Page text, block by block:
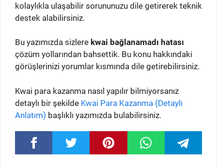
kolaylıkla ulaşabilir sorununuzu dile getirerek teknik
destek alabilirsiniz.
Bu yazımızda sizlere kwai bağlanamadı hatası
çözüm yollarından bahsettik. Bu konu hakkındaki
görüşlerinizi yorumlar kısmında dile getirebilirsiniz.
Kwai para kazanma nasıl yapılır bilmiyorsanız
detaylı bir şekilde Kwai Para Kazanma (Detaylı
Anlatım) başlıklı yazımızda bulabilirsiniz.